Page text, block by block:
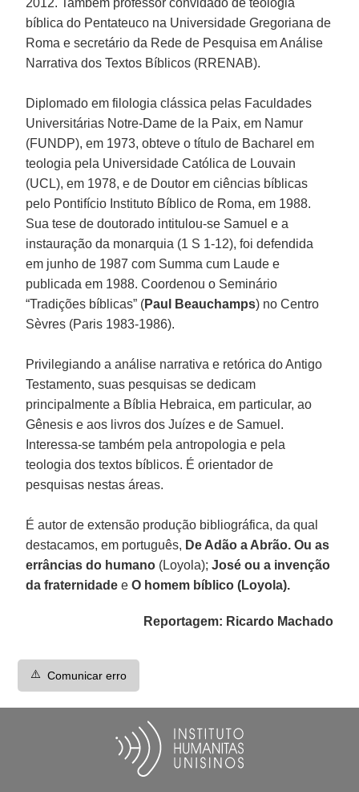
bíblica do Pentateuco na Universidade Gregoriana de
Roma e secretário da Rede de Pesquisa em Análise
Narrativa dos Textos Bíblicos (RRENAB).
Diplomado em filologia clássica pelas Faculdades
Universitárias Notre-Dame de la Paix, em Namur
(FUNDP), em 1973, obteve o título de Bacharel em
teologia pela Universidade Católica de Louvain
(UCL), em 1978, e de Doutor em ciências bíblicas
pelo Pontifício Instituto Bíblico de Roma, em 1988.
Sua tese de doutorado intitulou-se Samuel e a
instauração da monarquia (1 S 1-12), foi defendida
em junho de 1987 com Summa cum Laude e
publicada em 1988. Coordenou o Seminário
“Tradições bíblicas” (Paul Beauchamps) no Centro
Sèvres (Paris 1983-1986).
Privilegiando a análise narrativa e retórica do Antigo
Testamento, suas pesquisas se dedicam
principalmente a Bíblia Hebraica, em particular, ao
Gênesis e aos livros dos Juízes e de Samuel.
Interessa-se também pela antropologia e pela
teologia dos textos bíblicos. É orientador de
pesquisas nestas áreas.
É autor de extensão produção bibliográfica, da qual
destacamos, em português, De Adão a Abrão. Ou as
errâncias do humano (Loyola);José ou a invenção
da fraternidade eO homem bíblico (Loyola).
Reportagem: Ricardo Machado
⚠️ Comunicar erro